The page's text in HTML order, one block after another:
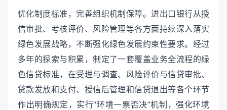
优化制度标准，完善组织机制保障。进出口银行从授
信审批、考核评价、风险管理等各方面持续深入落实
绿色发展战略，不断强化绿色发展约束性要求。经过
多年的探索与积累，制定了一套覆盖业务全流程的绿
色信贷标准，在受理与调查、风险评价与信贷审批、
贷款发放和支付、授信后管理和信贷退出等各个环节
作出明确规定，实行“环境一票否决”机制，强化环境